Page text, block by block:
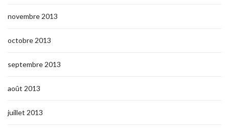
novembre 2013
octobre 2013
septembre 2013
août 2013
juillet 2013